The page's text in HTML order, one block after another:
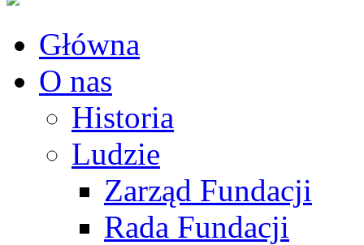
Główna
O nas
Historia
Ludzie
Zarząd Fundacji
Rada Fundacji